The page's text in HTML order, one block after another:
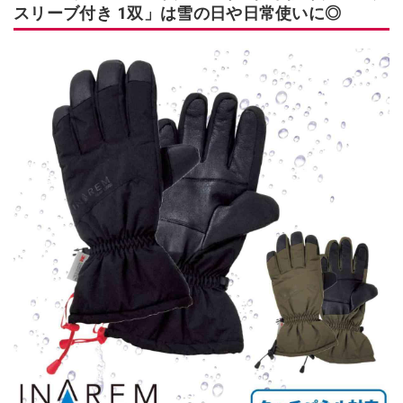
スリーブ付き 1双」は雪の日や日常使いに◎